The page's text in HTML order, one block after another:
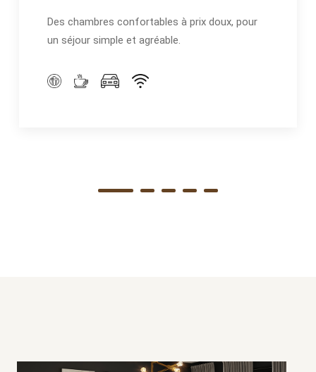
Des chambres confortables à prix doux, pour
un séjour simple et agréable.